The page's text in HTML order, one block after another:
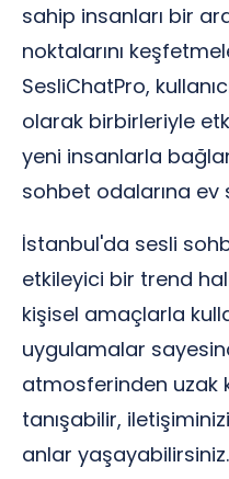
sahip insanları bir
noktalarını
SesliChatPro,
olarak birbirleriyle
yeni insanlarla
sohbet odalarına ev
İstanbul'da sesli
etkileyici bir trend
kişisel amaçlarla
uygulamalar
atmosferinden uzak
tanışabilir,
anlar